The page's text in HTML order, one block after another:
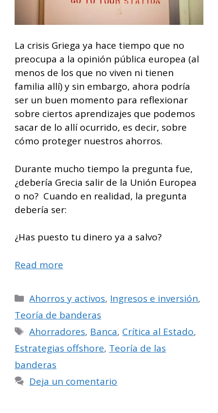
La crisis Griega ya hace tiempo que no
preocupa a la opinión pública europea (al
menos de los que no viven ni tienen
familia allí) y sin embargo, ahora podría
ser un buen momento para reflexionar
sobre ciertos aprendizajes que podemos
sacar de lo allí ocurrido, es decir, sobre
cómo proteger nuestros ahorros.
Durante mucho tiempo la pregunta fue,
¿debería Grecia salir de la Unión Europea
o no? Cuando en realidad, la pregunta
debería ser:
¿Has puesto tu dinero ya a salvo?
Read more
Categorías
Ahorros y activos, Ingresos e inversión,
Teoría de banderas
Etiquetas
Ahorradores, Banca, Crítica al Estado,
Estrategias offshore, Teoría de las
banderas
Deja un comentario